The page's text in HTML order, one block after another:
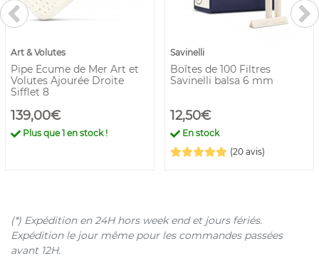
Art & Volutes
Pipe Ecume de Mer Art et
Volutes Ajourée Droite
Sifflet 8
139,00€
Plus que1 en stock !
Savinelli
Boîtes de 100 Filtres
Savinelli balsa 6 mm
12,50€
En stock
(20 avis)
(*) Expédition en 24H hors week end et jours fériés.
Expédition le jour même pour les commandes passées
avant 12H.